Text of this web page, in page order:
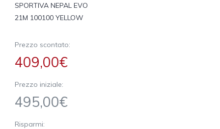
SPORTIVA NEPAL EVO
21M 100100 YELLOW
Prezzo scontato:
409,00€
Prezzo iniziale:
495,00€
Risparmi: